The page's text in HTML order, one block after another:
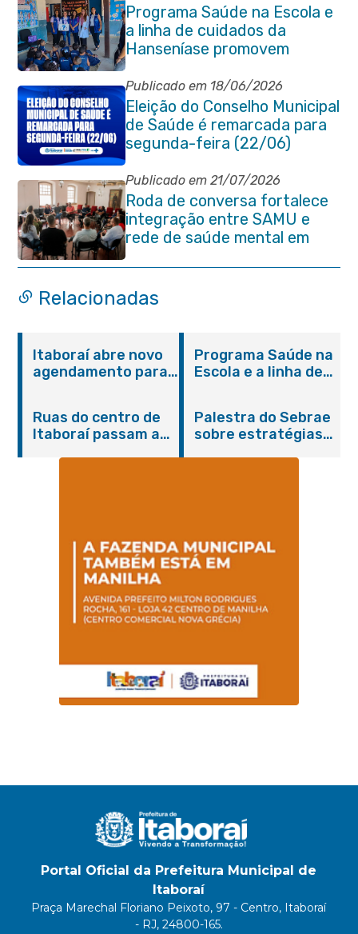
Programa Saúde na Escola e
a linha de cuidados da
Hanseníase promovem
conscientização sobre
hanseníase na E.M Adelaide
de Magalhães Seabra
Publicado em 18/06/2026
Eleição do Conselho Municipal
de Saúde é remarcada para
segunda-feira (22/06)
Publicado em 21/07/2026
Roda de conversa fortalece
integração entre SAMU e
rede de saúde mental em
Itaboraí
Relacionadas
Itaboraí abre novo
agendamento para
Programa Saúde na
Escola e a linha de
promovem
conscientização
sobre hanseníase
Ruas do centro de
Itaboraí passam a
Palestra do Sebrae
sobre estratégias
Portal Oficial da Prefeitura Municipal de
Itaboraí
Praça Marechal Floriano Peixoto, 97 - Centro, Itaboraí
- RJ, 24800-165.